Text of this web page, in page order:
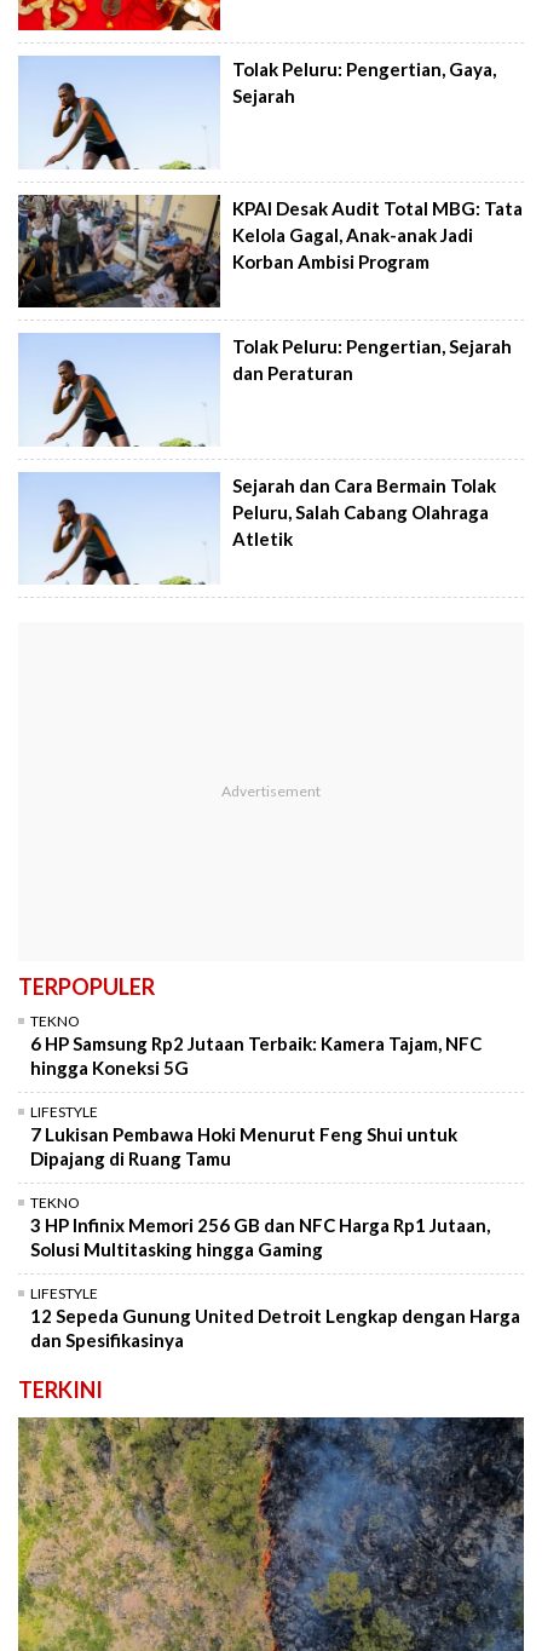
Tolak Peluru: Pengertian, Gaya,
Sejarah
KPAI Desak Audit Total MBG: Tata
Kelola Gagal, Anak-anak Jadi
Korban Ambisi Program
Tolak Peluru: Pengertian, Sejarah
dan Peraturan
Sejarah dan Cara Bermain Tolak
Peluru, Salah Cabang Olahraga
Atletik
TERPOPULER
TEKNO
6 HP Samsung Rp2 Jutaan Terbaik: Kamera Tajam, NFC
hingga Koneksi 5G
LIFESTYLE
7 Lukisan Pembawa Hoki Menurut Feng Shui untuk
Dipajang di Ruang Tamu
TEKNO
3 HP Infinix Memori 256 GB dan NFC Harga Rp1 Jutaan,
Solusi Multitasking hingga Gaming
LIFESTYLE
12 Sepeda Gunung United Detroit Lengkap dengan Harga
dan Spesifikasinya
TERKINI